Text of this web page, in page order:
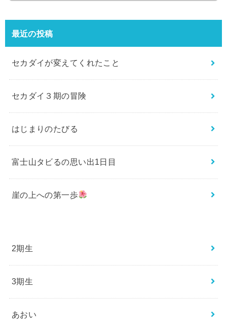
最近の投稿
セカダイが変えてくれたこと
セカダイ３期の冒険
はじまりのたびる
富士山タビるの思い出1日目
崖の上への第一歩
2期生
3期生
あおい